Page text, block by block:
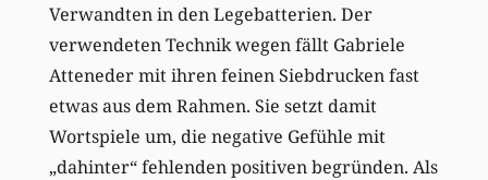
Verwandten in den Legebatterien. Der
verwendeten Technik wegen fällt Gabriele
Atteneder mit ihren feinen Siebdrucken fast
etwas aus dem Rahmen. Sie setzt damit
Wortspiele um, die negative Gefühle mit
„dahinter“ fehlenden positiven begründen. Als